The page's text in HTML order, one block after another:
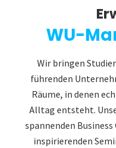
WU-
Wir bringen
führenden
Räume, in denen
Alltag entsteht.
spannenden
inspirierenden